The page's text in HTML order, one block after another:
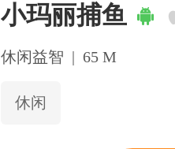
小玛丽捕鱼
休闲益智 | 65 M
休闲